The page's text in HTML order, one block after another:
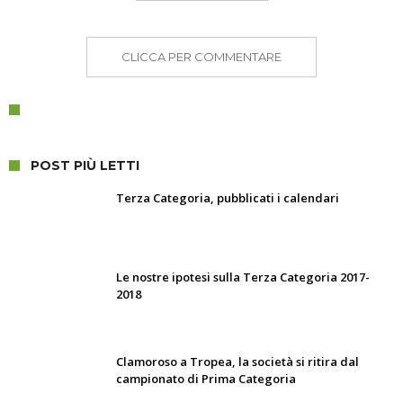
CLICCA PER COMMENTARE
POST PIÙ LETTI
Terza Categoria, pubblicati i calendari
Le nostre ipotesi sulla Terza Categoria 2017-
2018
Clamoroso a Tropea, la società si ritira dal
campionato di Prima Categoria